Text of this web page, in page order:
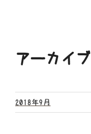
アーカイブ
2018年9月